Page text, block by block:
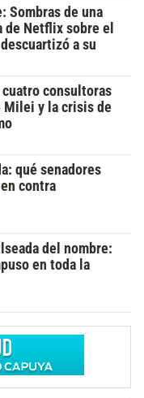
Sombras de una
Netflix sobre el
a su
cuatro consultoras
Milei y la crisis de
qué senadores
contra
del nombre:
en toda la